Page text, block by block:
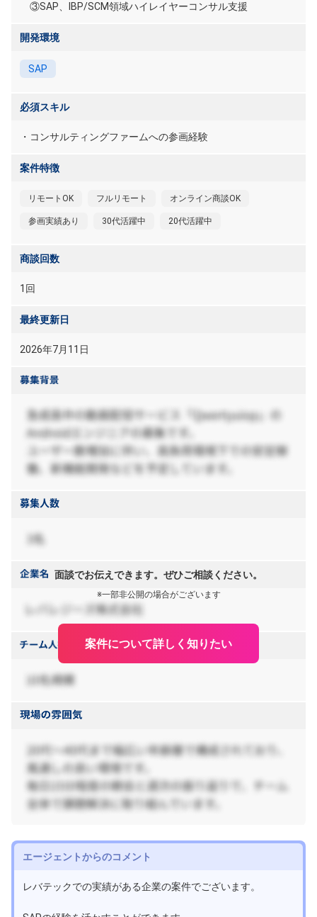
③SAP、IBP/SCM領域ハイレイヤーコンサル支援
開発環境
SAP
必須スキル
・コンサルティングファームへの参画経験
案件特徴
リモートOK フルリモート オンライン商談OK
参画実績あり 30代活躍中 20代活躍中
商談回数
1回
最終更新日
2026年7月11日
面談でお伝えできます。ぜひご相談ください。
※一部非公開の場合がございます
案件について詳しく知りたい
エージェントからのコメント
レバテックでの実績がある企業の案件でございます。